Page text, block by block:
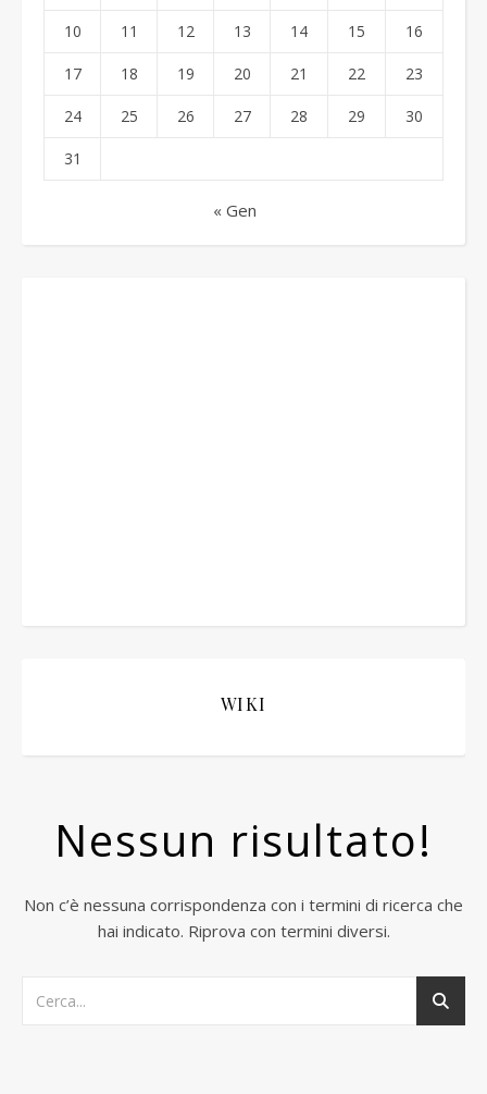
10 11 12 13 14 15 16
17 18 19 20 21 22 23
24 25 26 27 28 29 30
31
« Gen
WIKI
Nessun risultato!
Non c’è nessuna corrispondenza con i termini di ricerca che
hai indicato. Riprova con termini diversi.